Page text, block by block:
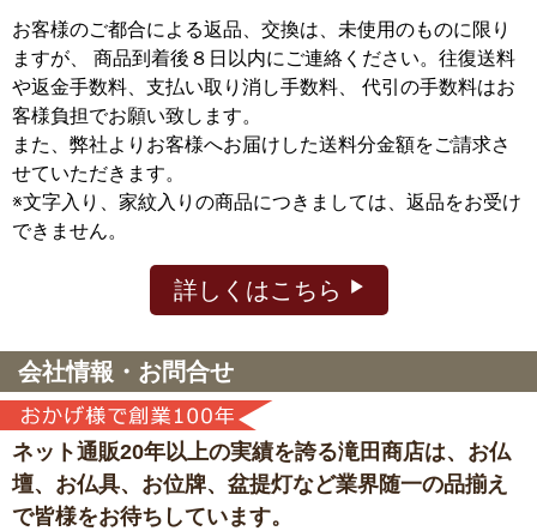
お客様のご都合による返品、交換は、未使用のものに限り
ますが、
商品到着後８日以内にご連絡ください。往復送料
や返金手数料、支払い取り消し手数料、 代引の手数料はお
客様負担でお願い致します。
また、弊社よりお客様へお届けした送料分金額をご請求さ
せていただきます。
※文字入り、家紋入りの商品につきましては、返品をお受け
できません。
詳しくはこちら
会社情報・お問合せ
ネット通販20年以上の実績を誇る滝田商店は、 お仏
壇、お仏具、お位牌、盆提灯など業界随一の品揃え
で皆様をお待ちしています。